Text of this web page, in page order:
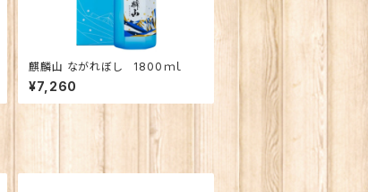
麒麟山 ながれぼし 1800ｍｌ
¥7,260